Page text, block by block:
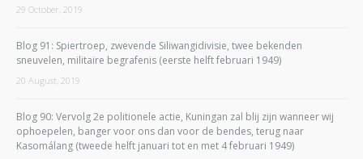
29 October, 2019
Blog 91: Spiertroep, zwevende Siliwangidivisie, twee bekenden
sneuvelen, militaire begrafenis (eerste helft februari 1949)
20 August, 2019
Blog 90: Vervolg 2e politionele actie, Kuningan zal blij zijn wanneer wij
ophoepelen, banger voor ons dan voor de bendes, terug naar
Kasomálang (tweede helft januari tot en met 4 februari 1949)